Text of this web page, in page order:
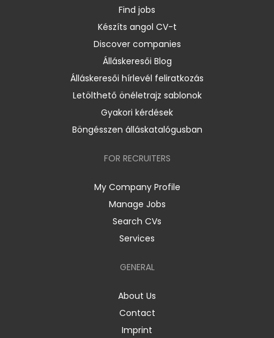
Find jobs
Készíts angol CV-t
Discover companies
Álláskeresői Blog
Álláskeresői hírlevél feliratkozás
Letölthető önéletrajz sablonok
Gyakori kérdések
Böngésszen álláskatalógusban
FOR RECRUITERS
My Company Profile
Manage Jobs
Search CVs
Services
GENERAL
About Us
Contact
Imprint